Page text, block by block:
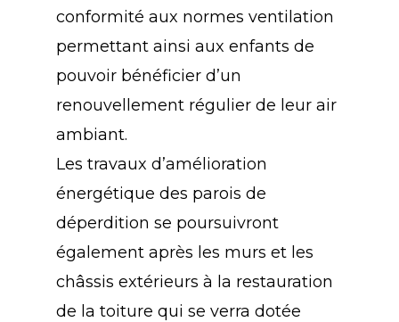
conformité aux normes ventilation
permettant ainsi aux enfants de
pouvoir bénéficier d’un
renouvellement régulier de leur air
ambiant.
Les travaux d’amélioration
énergétique des parois de
déperdition se poursuivront
également après les murs et les
châssis extérieurs à la restauration
de la toiture qui se verra dotée